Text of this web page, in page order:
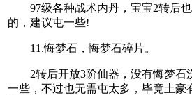
97级各种战术内丹，宝宝2转后也
的，建议屯一些!
11.悔梦石，悔梦石碎片。
2转后开放3阶仙器，没有悔梦石
一些，不过也无需屯太多，毕竟土豪